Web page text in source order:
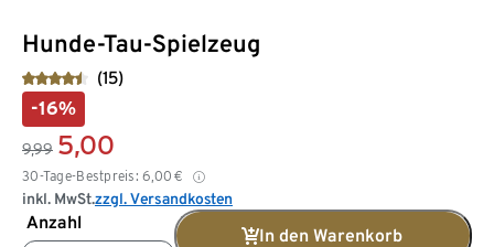
Hunde-Tau-Spielzeug
(15)
-16%
9,99 5,00
30-Tage-Bestpreis: 6,00 €
inkl. MwSt.zzgl. Versandkosten
Anzahl
In den Warenkorb